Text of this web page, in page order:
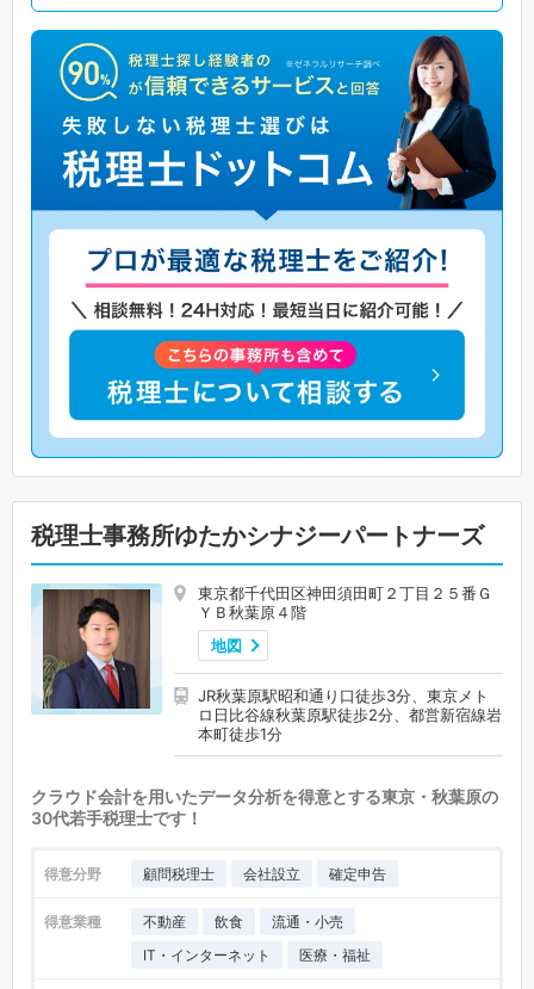
税理士事務所ゆたかシナジーパートナーズ
東京都千代田区神田須田町２丁目２５番Ｇ
ＹＢ秋葉原４階
地図
JR秋葉原駅昭和通り口徒歩3分、東京メト
ロ日比谷線秋葉原駅徒歩2分、都営新宿線岩
本町徒歩1分
クラウド会計を用いたデータ分析を得意とする東京・秋葉原の
30代若手税理士です！
得意分野 顧問税理士 会社設立 確定申告
得意業種 不動産 飲食
流通・小売
IT・インターネット
医療・福祉